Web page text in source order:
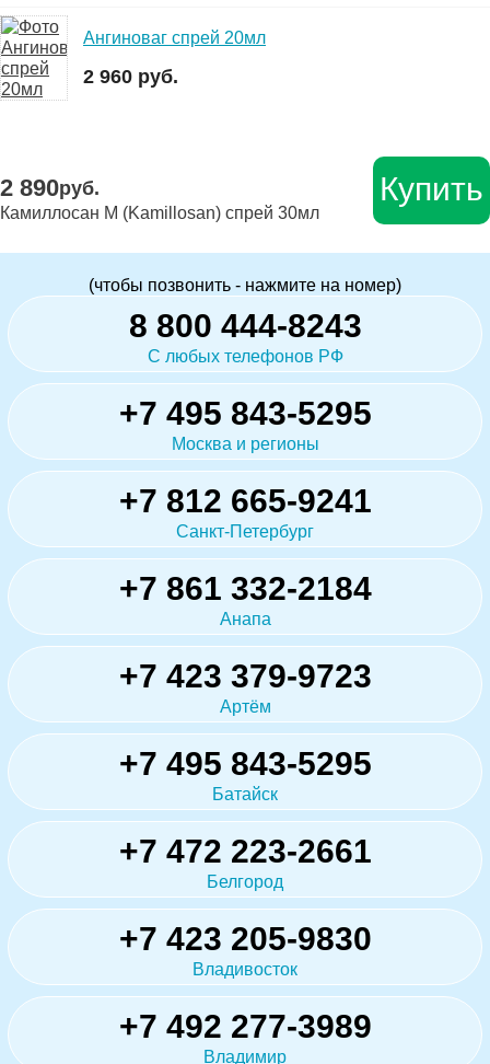
Ангиноваг спрей 20мл
2 960 руб.
2 890руб.
Камиллосан М (Kamillosan) спрей 30мл
Купить
(чтобы позвонить - нажмите на номер)
8 800 444-8243
С любых телефонов РФ
+7 495 843-5295
Москва и регионы
+7 812 665-9241
Санкт-Петербург
+7 861 332-2184
Анапа
+7 423 379-9723
Артём
+7 495 843-5295
Батайск
+7 472 223-2661
Белгород
+7 423 205-9830
Владивосток
+7 492 277-3989
Владимир